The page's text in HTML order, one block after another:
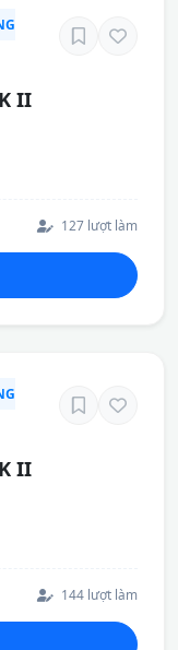
II
127 lượt làm
II
144 lượt làm